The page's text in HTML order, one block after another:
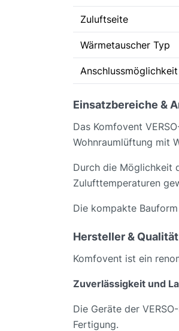
Zuluftseite
Wärmetauscher Typ
Einsatzbereiche &
Das Komfovent
Wohnraumlüftung mit
Durch die Möglichkeit
Zulufttemperaturen
Die kompakte
Hersteller & Qualität
Komfovent ist ein
Zuverlässigkeit und
Die Geräte der
Fertigung.